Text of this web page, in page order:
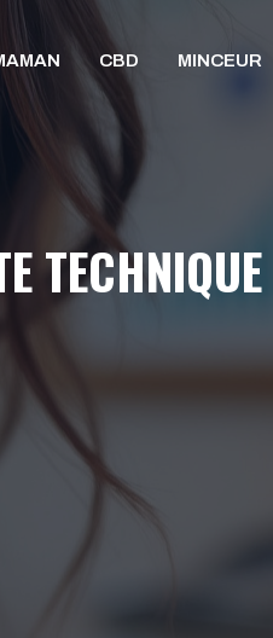
CBD MINCEUR